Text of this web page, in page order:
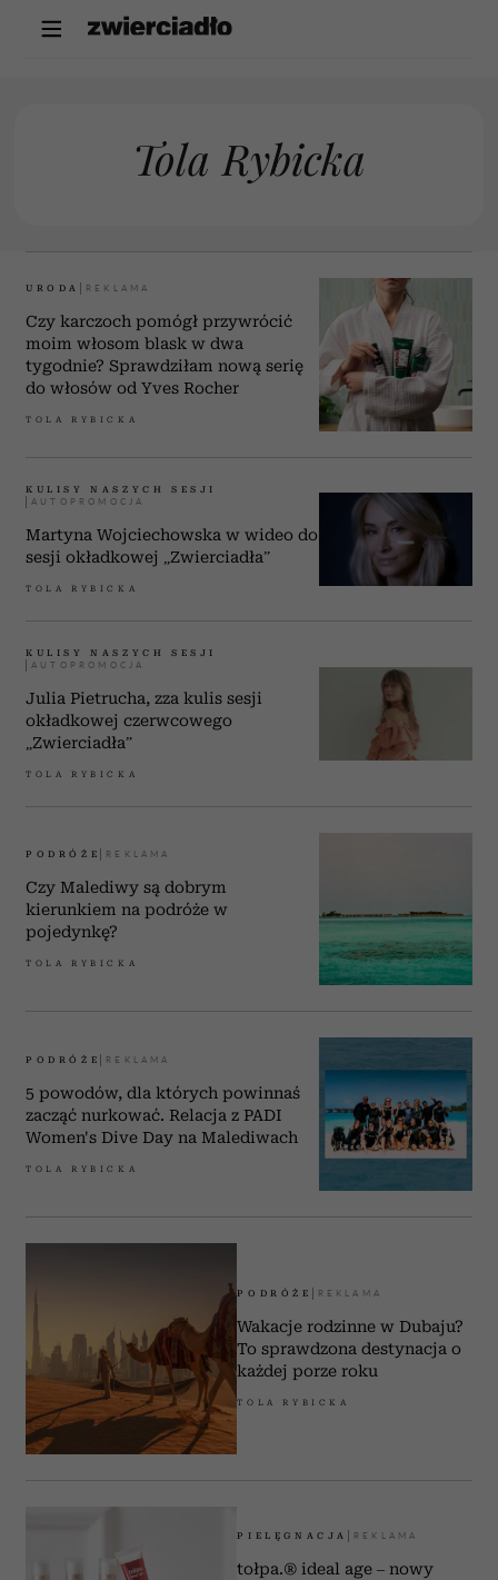
Tola Rybicka
URODA
Czy karczoch pomógł przywrócić
moim włosom blask w dwa
tygodnie? Sprawdziłam nową serię
do włosów od Yves Rocher
TOLA RYBICKA
KULISY NASZYCH SESJI
Martyna Wojciechowska w wideo do
sesji okładkowej „Zwierciadła”
TOLA RYBICKA
KULISY NASZYCH SESJI
Julia Pietrucha, zza kulis sesji
okładkowej czerwcowego
„Zwierciadła”
TOLA RYBICKA
PODRÓŻE
Czy Malediwy są dobrym
kierunkiem na podróże w
pojedynkę?
TOLA RYBICKA
PODRÓŻE
5 powodów, dla których powinnaś
zacząć nurkować. Relacja z PADI
Women's Dive Day na Malediwach
TOLA RYBICKA
PODRÓŻE
Wakacje rodzinne w Dubaju?
To sprawdzona destynacja o
każdej porze roku
TOLA RYBICKA
PIELĘGNACJA
tołpa.® ideal age – nowy